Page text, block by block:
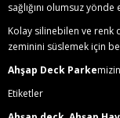
sağlığını olumsuz
Kolay silinebilen ve renk
zeminini süslemek için
Ahşap Deck Parke
Etiketler